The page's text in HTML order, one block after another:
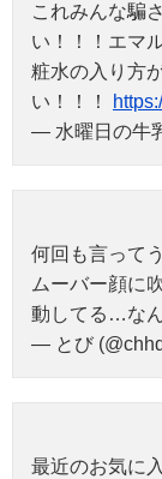
これみんな騙
い！！！エマ
粧水の入り方
い！！！
— 水曜日の牛
何回も言って
ムーバー顔に
動してる…な
— とび
最近のお気に